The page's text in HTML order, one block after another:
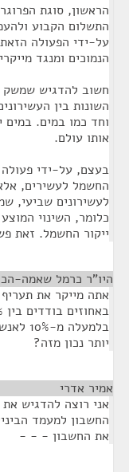
הראשון, סוגת
התשלום הקבוע
על-ידי הפעולה
הנמוכים ומנגד
חשוב להדגיש שמשק
השונות בין
וחד כמו במים. במים
אותו עולם.
בעצם, על-ידי פעולה
החשמל לעשירים,
לעשירונים שביעי,
כלומר, השינוי
ייקור החשמל. זאת
היו"ר כרמל שאמה-
אתה מייקר את
יותר נכון מזה?
אמיר אדרי
אני רוצה להדגיש
החשבון למעמד
את החשבון - - -